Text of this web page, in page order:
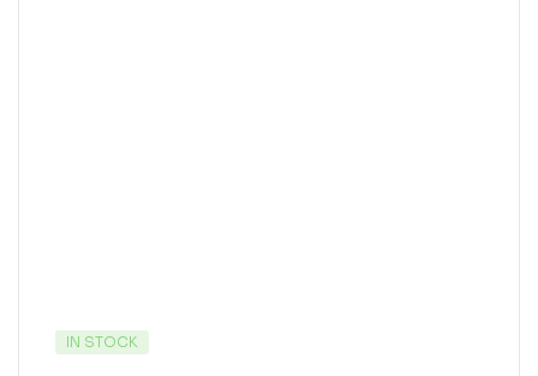
IN STOCK